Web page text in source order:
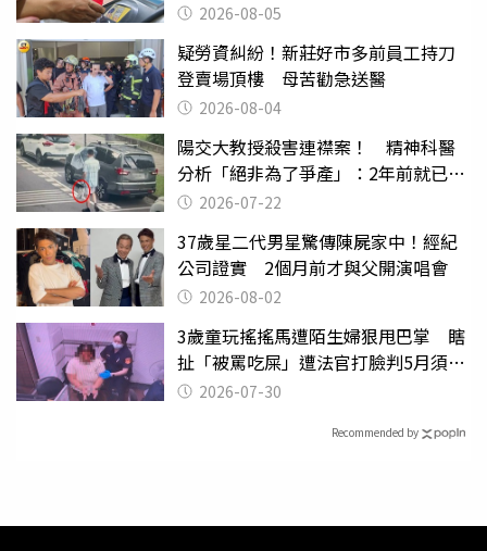
2026-08-05
疑勞資糾紛！新莊好市多前員工持刀
登賣場頂樓 母苦勸急送醫
2026-08-04
陽交大教授殺害連襟案！ 精神科醫
分析「絕非為了爭產」：2年前就已言
行詭異
2026-07-22
37歲星二代男星驚傳陳屍家中！經紀
公司證實 2個月前才與父開演唱會
2026-08-02
3歲童玩搖搖馬遭陌生婦狠甩巴掌 瞎
扯「被罵吃屎」遭法官打臉判5月須入
監 2026-07-30
Recommended by